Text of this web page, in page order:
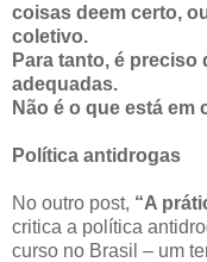
coisas deem certo,
coletivo.
Para tanto, é
adequadas.
Não é o que está em
Política antidrogas
No outro post, “A
critica a política
curso no Brasil – um